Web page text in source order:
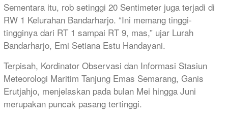
Sementara itu, rob setinggi 20 Sentimeter juga terjadi di
RW 1 Kelurahan Bandarharjo. “Ini memang tinggi-
tingginya dari RT 1 sampai RT 9, mas,” ujar Lurah
Bandarharjo, Emi Setiana Estu Handayani.
Terpisah, Kordinator Observasi dan Informasi Stasiun
Meteorologi Maritim Tanjung Emas Semarang, Ganis
Erutjahjo, menjelaskan pada bulan Mei hingga Juni
merupakan puncak pasang tertinggi.